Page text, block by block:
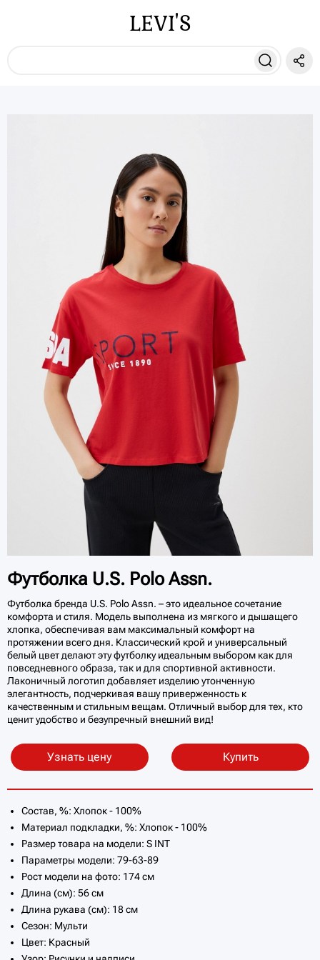
LEVI'S
Футболка U.S. Polo Assn.
Футболка бренда U.S. Polo Assn. – это идеальное сочетание
комфорта и стиля. Модель выполнена из мягкого и дышащего
хлопка, обеспечивая вам максимальный комфорт на
протяжении всего дня. Классический крой и универсальный
белый цвет делают эту футболку идеальным выбором как для
повседневного образа, так и для спортивной активности.
Лаконичный логотип добавляет изделию утонченную
элегантность, подчеркивая вашу приверженность к
качественным и стильным вещам. Отличный выбор для тех, кто
ценит удобство и безупречный внешний вид!
Узнать цену Купить
Состав, %: Хлопок - 100%
Материал подкладки, %: Хлопок - 100%
Размер товара на модели: S INT
Параметры модели: 79-63-89
Рост модели на фото: 174 см
Длина (см): 56 см
Длина рукава (см): 18 см
Сезон: Мульти
Цвет: Красный